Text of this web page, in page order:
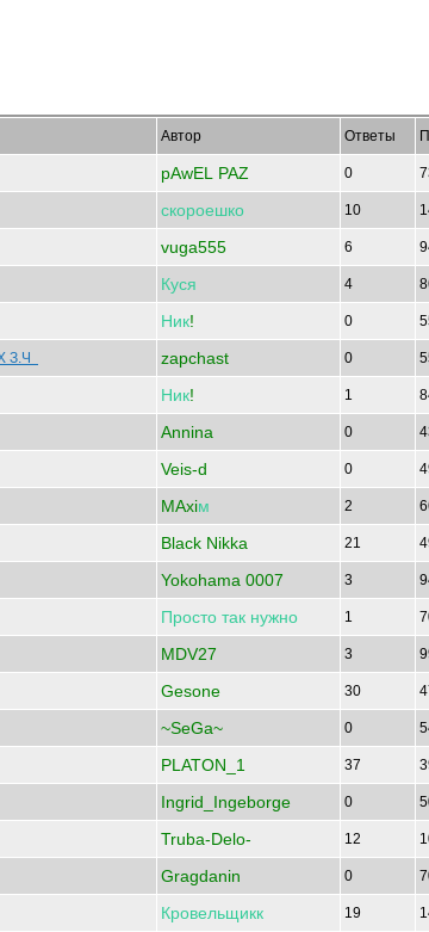
Автор Ответы
pAwEL PAZ 0
скороешко 10
vuga555 6
Куся 4
Ник! 0
З.Ч zapchast 0
Ник! 1
Annina 0
Veis-d 0
MAxiм 2
Black Nikka 21
Yokohama 0007 3
Просто так нужно 1
MDV27 3
Gesone 30
~SeGa~ 0
PLATON_1 37
Ingrid_Ingeborge 0
Truba-Delo- 12
Gragdanin 0
Кровельщикк 19